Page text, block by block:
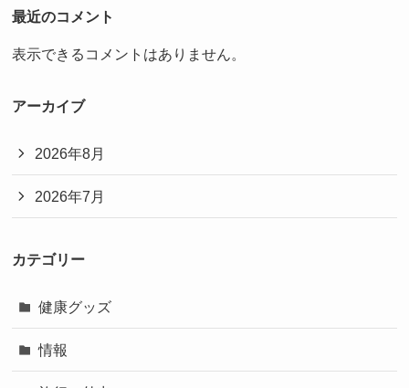
最近のコメント
表示できるコメントはありません。
アーカイブ
2026年8月
2026年7月
カテゴリー
健康グッズ
情報